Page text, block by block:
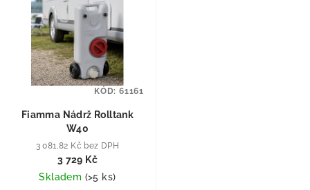
Fiamma Nádrž Rolltank
W40
3 081,82 Kč bez DPH
3 729 Kč
Skladem (>5 ks)
KÓD: 61161